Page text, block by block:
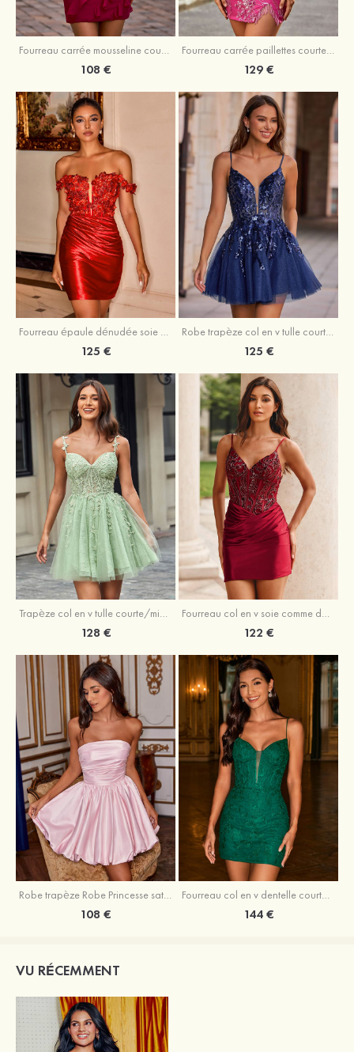
Fourreau carrée mousseline courte/mini robe de fête de la rentré avec volants
108 €
Fourreau carrée paillettes courte/mini robe de fête de la rentrée
129 €
Fourreau épaule dénudée soie comme du satin courte/mini robe de fête de la rentrée
125 €
Robe trapèze col en v tulle courte/mini robe de fête de la rentrée avec poches paillettes
125 €
Trapèze col en v tulle courte/mini robe de fête de la rentrée avec perles
128 €
Fourreau col en v soie comme du satin courte/mini robe de fête de la rentrée avec paillettes
122 €
Robe trapèze Robe Princesse satin sans manches courte/mini robe de fête de la rentrée
108 €
Fourreau col en v dentelle courte/mini robe de fête de la rentré avec perles
144 €
VU RÉCEMMENT